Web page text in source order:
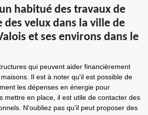
habitué des travaux de
des velux dans la ville de
et ses environs dans le
qui peuvent aider financièrement
Il est à noter qu'il est possible de
les dépenses en énergie pour
mettre en place, il est utile de contacter des
N'oubliez pas qu'il peut proposer des